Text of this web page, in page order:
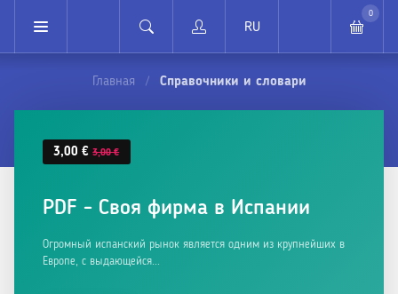
RU
0
Главная / Справочники и словари
3,00 €3,00 €
PDF - Своя фирма в Испании
Огромный испанский рынок является одним из крупнейших в
Европе, с выдающейся...